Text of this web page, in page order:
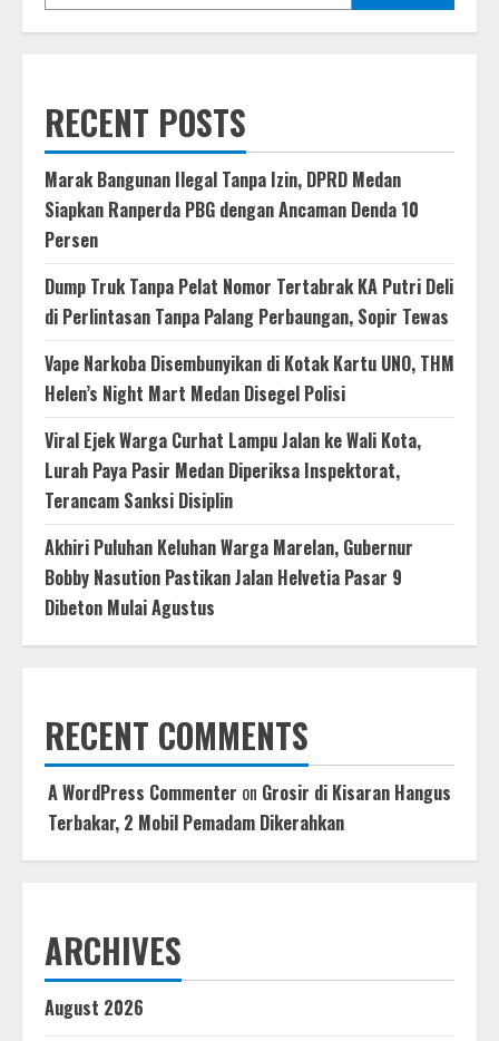
RECENT POSTS
Marak Bangunan Ilegal Tanpa Izin, DPRD Medan
Siapkan Ranperda PBG dengan Ancaman Denda 10
Persen
Dump Truk Tanpa Pelat Nomor Tertabrak KA Putri Deli
di Perlintasan Tanpa Palang Perbaungan, Sopir Tewas
Vape Narkoba Disembunyikan di Kotak Kartu UNO, THM
Helen’s Night Mart Medan Disegel Polisi
Viral Ejek Warga Curhat Lampu Jalan ke Wali Kota,
Lurah Paya Pasir Medan Diperiksa Inspektorat,
Terancam Sanksi Disiplin
Akhiri Puluhan Keluhan Warga Marelan, Gubernur
Bobby Nasution Pastikan Jalan Helvetia Pasar 9
Dibeton Mulai Agustus
RECENT COMMENTS
A WordPress Commenter on Grosir di Kisaran Hangus
Terbakar, 2 Mobil Pemadam Dikerahkan
ARCHIVES
August 2026